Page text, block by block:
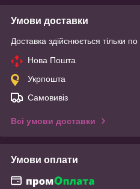
Умови доставки
Доставка здійснюється тільки
Нова Пошта
Укрпошта
Самовивіз
Всі умови доставки
Умови оплати